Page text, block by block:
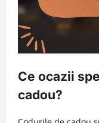
Ce ocazii
cadou?